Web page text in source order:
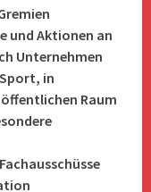
und Aktionen an
Unternehmen
in
Raum